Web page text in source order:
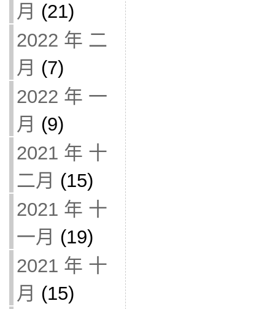
月 (21)
2022 年 二
月 (7)
2022 年 一
月 (9)
2021 年 十
二月 (15)
2021 年 十
一月 (19)
2021 年 十
月 (15)